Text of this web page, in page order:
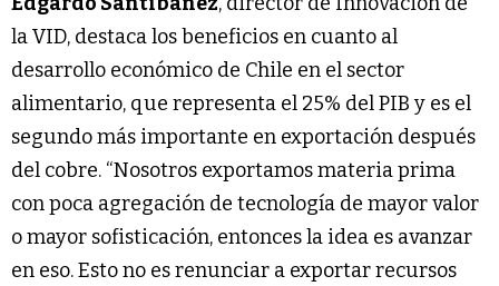
la VID, destaca los beneficios en cuanto al
desarrollo económico de Chile en el sector
alimentario, que representa el 25% del PIB y es el
segundo más importante en exportación después
del cobre. “Nosotros exportamos materia prima
con poca agregación de tecnología de mayor valor
o mayor sofisticación, entonces la idea es avanzar
en eso. Esto no es renunciar a exportar recursos